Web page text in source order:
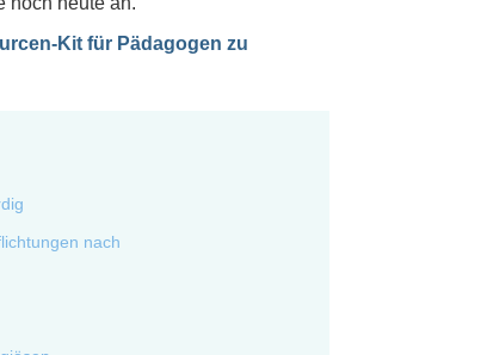
Kit für Pädagogen zu
nach